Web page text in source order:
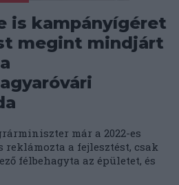
is kampányígéret
megint mindjárt
már a 2022-es
reklámozta a fejlesztést, csak
félbehagyta az épületet, és